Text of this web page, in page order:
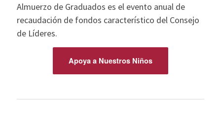
Almuerzo de Graduados es el evento anual de
recaudación de fondos característico del Consejo
de Líderes.
Apoya a Nuestros Niños